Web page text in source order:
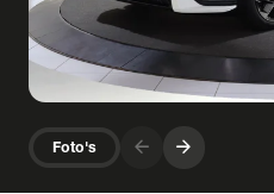
Foto's arrow_forward arrow_forward